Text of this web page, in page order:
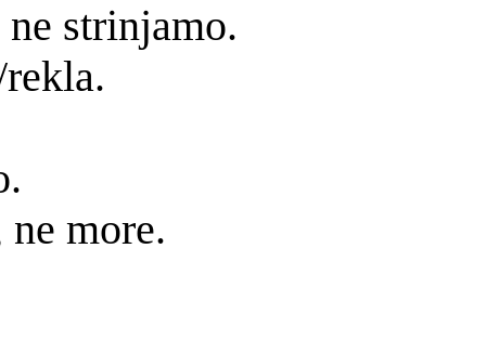
ne strinjamo.
more.